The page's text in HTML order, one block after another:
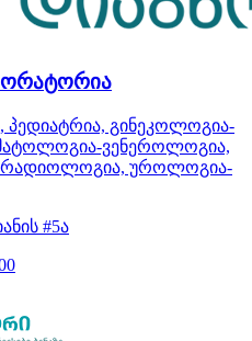
გინეკოლოგია-
ვენეროლოგია,
უროლოგია-
#5ა